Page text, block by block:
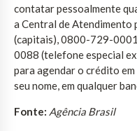
contatar pessoalmente
a Central de
(capitais), 0800-729-
0088 (telefone especial
para agendar o crédito
seu nome, em qualquer
Fonte: Agência Brasil